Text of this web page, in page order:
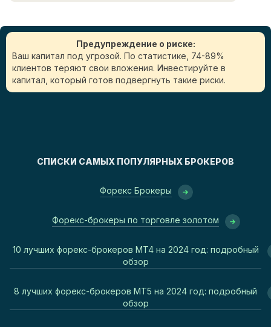
Предупреждение о риске:
Ваш капитал под угрозой. По статистике, 74-89%
клиентов теряют свои вложения. Инвестируйте в
капитал, который готов подвергнуть такие риски.
СПИСКИ САМЫХ ПОПУЛЯРНЫХ БРОКЕРОВ
Форекс Брокеры
Форекс-брокеры по торговле золотом
10 лучших форекс-брокеров MT4 на 2024 год: подробный
обзор
8 лучших форекс-брокеров MT5 на 2024 год: подробный
обзор